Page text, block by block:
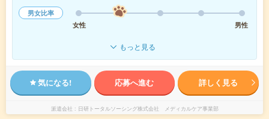
男女比率
女性
男性
もっと見る
気になる! 応募へ進む 詳しく見る
派遣会社 日研トータルソーシング株式会社 メディカルケア事業部